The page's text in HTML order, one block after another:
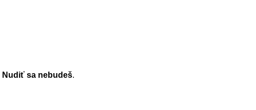
Nudiť sa nebudeš.